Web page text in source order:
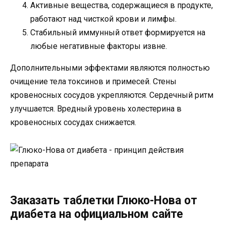
Активные вещества, содержащиеся в продукте,
работают над чисткой крови и лимфы.
Стабильный иммунный ответ формируется на
любые негативные факторы извне.
Дополнительными эффектами являются полностью
очищение тела токсинов и примесей. Стены
кровеносных сосудов укрепляются. Сердечный ритм
улучшается. Вредный уровень холестерина в
кровеносных сосудах снижается.
Заказать таблетки Глюко-Нова от
диабета на официальном сайте